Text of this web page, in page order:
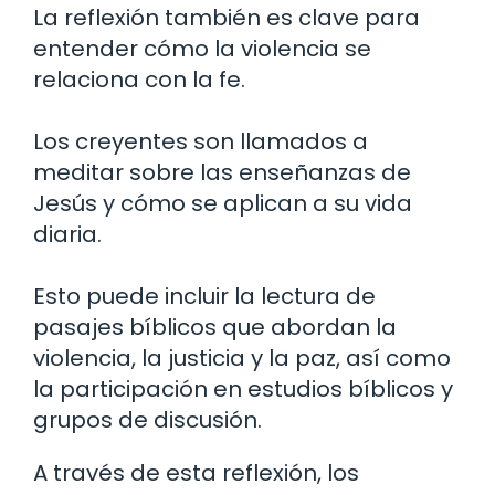
La reflexión también es clave para
entender cómo la violencia se
relaciona con la fe.
Los creyentes son llamados a
meditar sobre las enseñanzas de
Jesús y cómo se aplican a su vida
diaria.
Esto puede incluir la lectura de
pasajes bíblicos que abordan la
violencia, la justicia y la paz, así como
la participación en estudios bíblicos y
grupos de discusión.
A través de esta reflexión, los